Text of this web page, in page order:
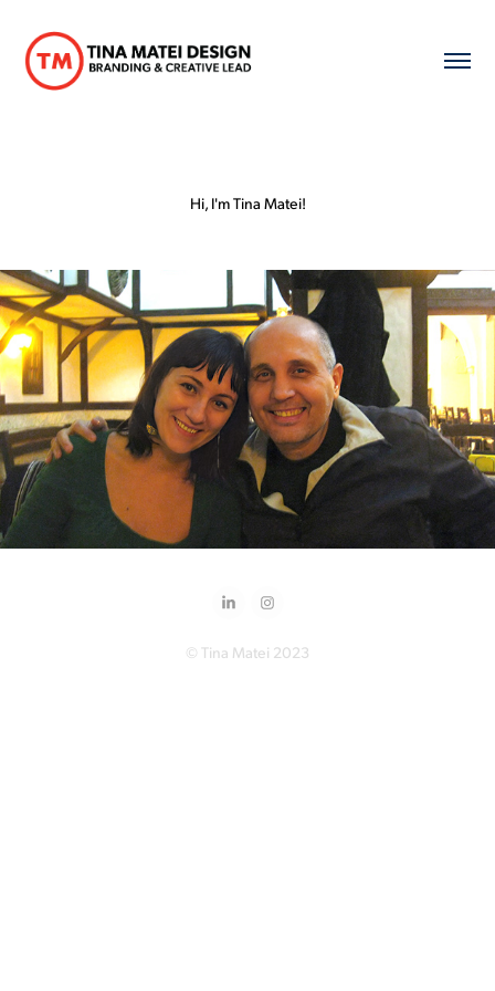
Hi, I'm Tina Matei!
Cristi Memory Project
© Tina Matei 2023